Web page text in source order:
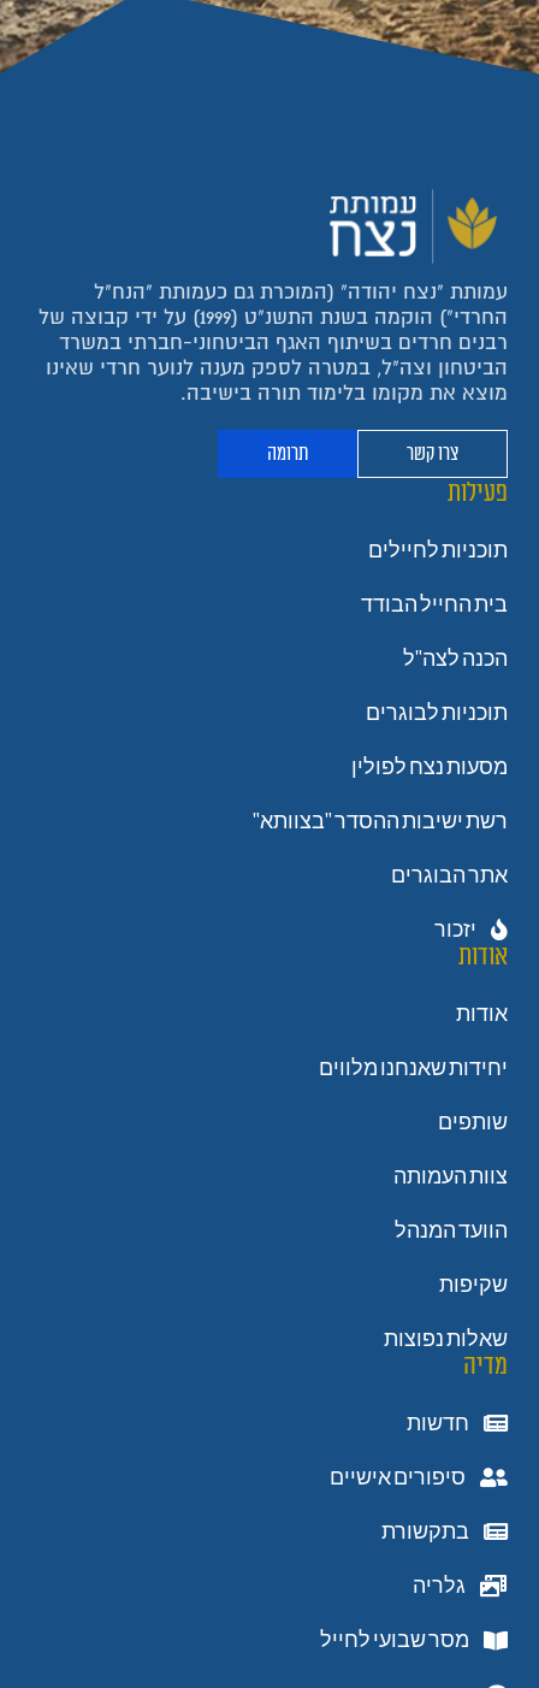
עמותת "נצח יהודה" (המוכרת גם כעמותת "הנח"ל
החרדי") הוקמה בשנת התשנ"ט (1999) על ידי קבוצה של
רבנים חרדים בשיתוף האגף הביטחוני-חברתי במשרד
הביטחון וצה"ל, במטרה לספק מענה לנוער חרדי שאינו
מוצא את מקומו בלימוד תורה בישיבה.
צרו קשר תרומה
פעילות
תוכניות לחיילים
בית החייל הבודד
הכנה לצה"ל
תוכניות לבוגרים
מסעות נצח לפולין
רשת ישיבות ההסדר "בצוותא"
אתר הבוגרים
יזכור
אודות
אודות
יחידות שאנחנו מלווים
שותפים
צוות העמותה
הוועד המנהל
שקיפות
שאלות נפוצות
מדיה
חדשות
סיפורים אישיים
בתקשורת
גלריה
מסר שבועי לחייל